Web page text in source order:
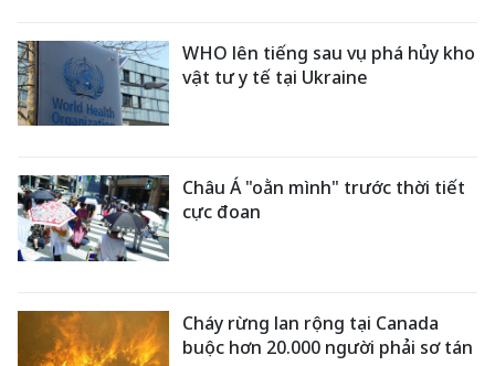
WHO lên tiếng sau vụ phá hủy kho
vật tư y tế tại Ukraine
Châu Á "oằn mình" trước thời tiết
cực đoan
Cháy rừng lan rộng tại Canada
buộc hơn 20.000 người phải sơ tán